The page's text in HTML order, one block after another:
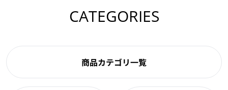
CATEGORIES
商品カテゴリ一覧